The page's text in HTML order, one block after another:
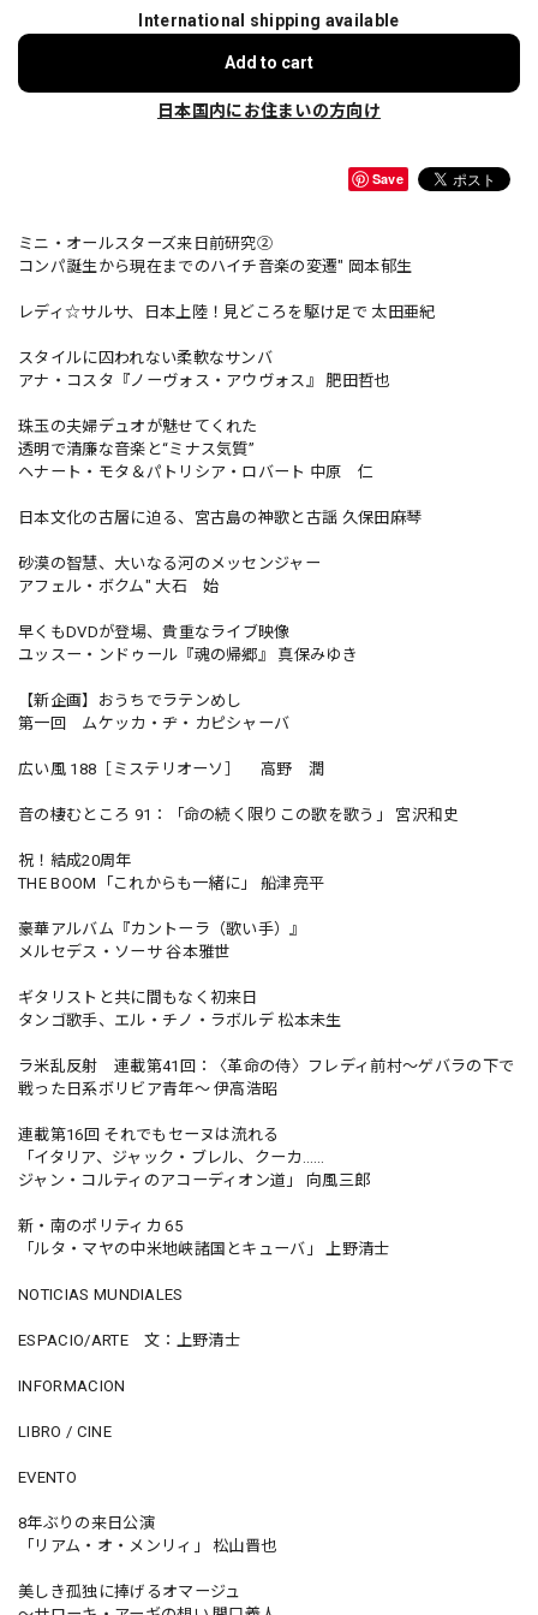
International shipping available
Add to cart
日本国内にお住まいの方向け
Save
ミニ・オールスターズ来日前研究②
コンパ誕生から現在までのハイチ音楽の変遷" 岡本郁生
レディ☆サルサ、日本上陸！見どころを駆け足で 太田亜紀
スタイルに囚われない柔軟なサンバ
アナ・コスタ『ノーヴォス・アウヴォス』 肥田哲也
珠玉の夫婦デュオが魅せてくれた
透明で清廉な音楽と“ミナス気質”
ヘナート・モタ＆パトリシア・ロバート 中原 仁
日本文化の古層に迫る、宮古島の神歌と古謡 久保田麻琴
砂漠の智慧、大いなる河のメッセンジャー
アフェル・ボクム" 大石 始
早くもDVDが登場、貴重なライブ映像
ユッスー・ンドゥール『魂の帰郷』 真保みゆき
【新企画】おうちでラテンめし
第一回 ムケッカ・ヂ・カピシャーバ
広い風 188［ミステリオーソ］ 高野 潤
音の棲むところ 91：「命の続く限りこの歌を歌う」 宮沢和史
祝！結成20周年
THE BOOM「これからも一緒に」 船津亮平
豪華アルバム『カントーラ（歌い手）』
メルセデス・ソーサ 谷本雅世
ギタリストと共に間もなく初来日
タンゴ歌手、エル・チノ・ラボルデ 松本未生
ラ米乱反射 連載第41回：〈革命の侍〉フレディ前村〜ゲバラの下で
戦った日系ボリビア青年〜 伊高浩昭
連載第16回 それでもセーヌは流れる
「イタリア、ジャック・ブレル、クーカ……
ジャン・コルティのアコーディオン道」 向風三郎
新・南のポリティカ 65
「ルタ・マヤの中米地峡諸国とキューバ」 上野清士
NOTICIAS MUNDIALES
ESPACIO/ARTE 文：上野清士
INFORMACION
LIBRO / CINE
EVENTO
8年ぶりの来日公演
「リアム・オ・メンリィ」 松山晋也
美しき孤独に捧げるオマージュ